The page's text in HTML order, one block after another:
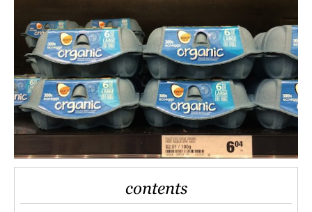
contents